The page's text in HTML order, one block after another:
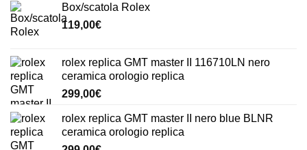
Box/scatola Rolex
119,00€
rolex replica GMT master II 116710LN nero
ceramica orologio replica
299,00€
rolex replica GMT master II nero blue BLNR
ceramica orologio replica